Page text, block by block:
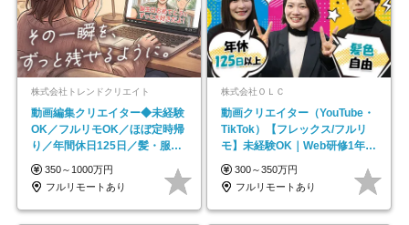
株式会社トレンドクリエイト
動画編集クリエイター◆未経験
OK／フルリモOK／ほぼ定時帰
り／年間休日125日／髪・服・
ネイル自由／副業OK
350～1000万円
フルリモートあり
株式会社ＯＬＣ
動画クリエイター（YouTube・
TikTok）【フレックス/フルリ
モ】未経験OK｜Web研修1年間
｜副業OK
300～350万円
フルリモートあり